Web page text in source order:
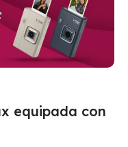
equipada con